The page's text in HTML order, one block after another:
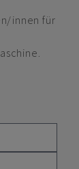
innen für